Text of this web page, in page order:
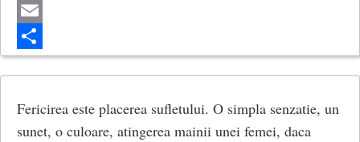
Twitter
Email
Share
Fericirea este placerea sufletului. O simpla senzatie, un
sunet, o culoare, atingerea mainii unei femei, daca